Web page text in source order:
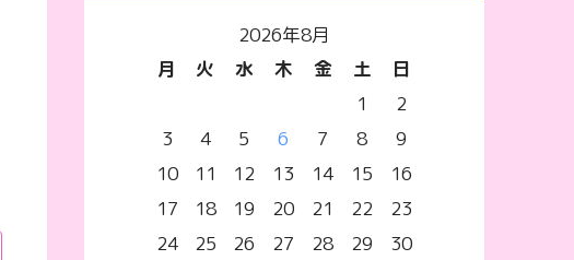
2026年8月
月
火 水 木 金 土
日
1
2
3
4 5 6 7 8
9
10
11 12 13 14 15
16
17
18 19 20 21 22
23
24
25 26 27 28 29
30